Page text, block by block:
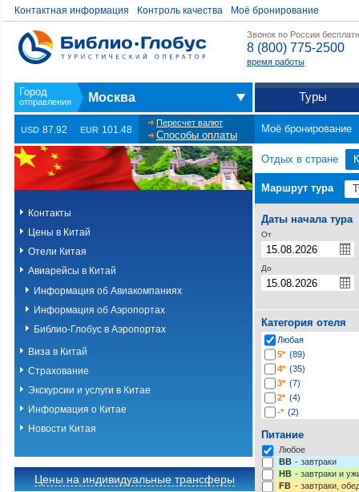
Контактная информация Контроль качества Моё бронирование
Звонок по России
8 (800) 775-2500
время работы
Москва Туры
USD 87.92 EUR 101.48
Пересчет валют
Способы оплаты
Моё бронирование
Контакты
Цены в Китай
Отели Китая
Авиарейсы в Китай
Информация об Авиакомпаниях
Информация об Аэропортах
Библио-Глобус в Аэропортах
Виза в Китай
Страхование
Экскурсии и услуги в Китае
Информация о Китае
Новости Китая
Цены на индивидуальные трансферы
Отдых в стране
Маршрут тура
Даты начала тура
От
До
Категория отеля
Любая
5* (89)
4* (35)
3* (7)
2* (4)
-* (2)
Питание
Любое
BB - завтраки
HB - завтраки и
FB - завтраки,